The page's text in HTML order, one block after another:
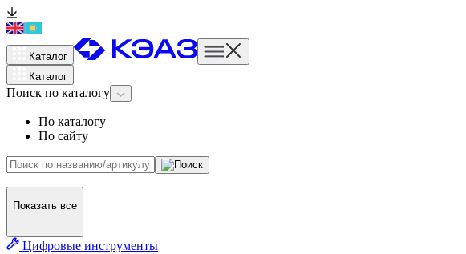
Каталог
Каталог
Поиск по каталогу
По каталогу
По сайту
Показать все
Цифровые инструменты